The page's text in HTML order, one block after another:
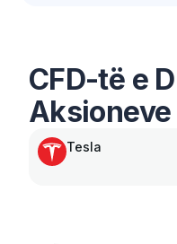
CFD-të e
Aksioneve
Tesla